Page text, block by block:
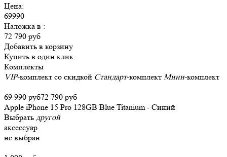
Цена:
69990
Наложка в :
72 790 руб
Добавить в корзину
Купить в один клик
Комплекты
VIP-комплект со скидкой Стандарт-комплект Мини-комплект
69 990 руб72 790 руб
Apple iPhone 15 Pro 128GB Blue Titanium - Синий
Выбрать другой
аксессуар
не выбран